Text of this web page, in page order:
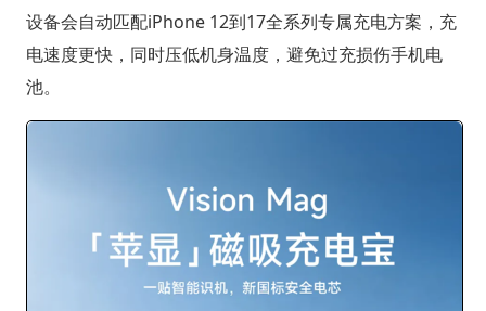
设备会自动匹配iPhone 12到17全系列专属充电方案，充
电速度更快，同时压低机身温度，避免过充损伤手机电
池。